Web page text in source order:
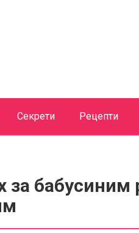
Секрети Рецепти
за бабусиним